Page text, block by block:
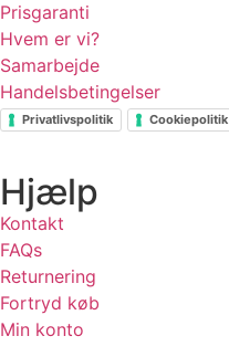
Prisgaranti
Hvem er vi?
Samarbejde
Handelsbetingelser
Privatlivspolitik Cookiepolitik
Hjælp
Kontakt
FAQs
Returnering
Fortryd køb
Min konto